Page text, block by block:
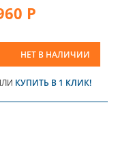
Р
НЕТ В НАЛИЧИИ
КУПИТЬ В 1 КЛИК!